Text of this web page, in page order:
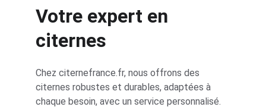
Votre expert en
citernes
Chez citernefrance.fr, nous offrons des
citernes robustes et durables, adaptées à
chaque besoin, avec un service personnalisé.